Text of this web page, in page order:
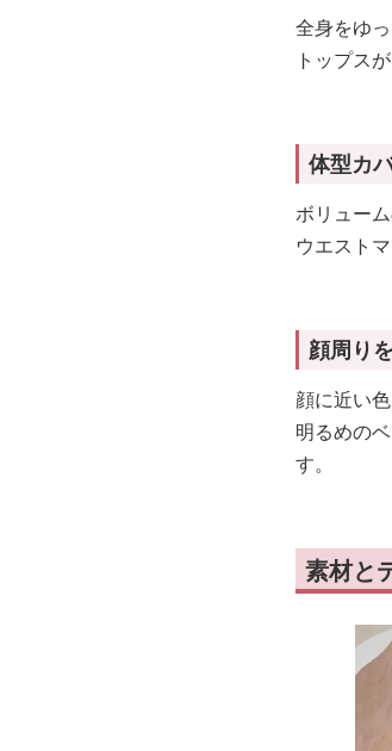
全身をゆ
トップス
体型カ
ボリュー
ウエスト
顔周り
顔に近い
明るめの
す。
素材と